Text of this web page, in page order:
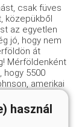
csak füves
közepükből
az egyetlen
jó, hogy nem
át
Mérföldenként
hogy 5500
amerikai
az ottani
lejtője,
használ